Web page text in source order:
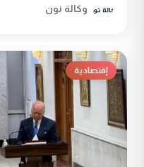
وكالة نون
إقتصادية